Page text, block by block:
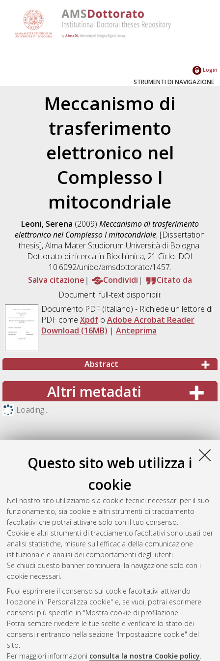
Questo sito web utilizza i
cookie
Nel nostro sito utilizziamo sia cookie tecnici necessari per il suo
funzionamento, sia cookie e altri strumenti di tracciamento
facoltativi che potrai attivare solo con il tuo consenso.
Cookie e altri strumenti di tracciamento facoltativi sono usati per
analisi statistiche, misure sull'efficacia della comunicazione
istituzionale e analisi dei comportamenti degli utenti.
Se chiudi questo banner continuerai la navigazione solo con i
cookie necessari.
Puoi esprimere il consenso sui cookie facoltativi attivando
l'opzione in "Personalizza cookie" e, se vuoi, potrai esprimere
consensi più specifici in "Mostra cookie di profilazione".
Potrai sempre rivedere le tue scelte e verificare lo stato dei
consensi rientrando nella sezione "Impostazione cookie" del
sito.
Per maggiori informazioni consulta la nostra Cookie policy.
Login
STRUMENTI DI NAVIGAZIONE
Meccanismo di
trasferimento
elettronico nel
Complesso I
mitocondriale
Leoni, Serena (2009) Meccanismo di trasferimento
elettronico nel Complesso I mitocondriale, [Dissertation
thesis], Alma Mater Studiorum Università di Bologna.
Dottorato di ricerca in Biochimica, 21 Ciclo. DOI
10.6092/unibo/amsdottorato/1457.
Salva citazione
Condividi
Citato da
Documenti full-text disponibili:
Documento PDF(Italiano) - Richiede un lettore di
PDF come Xpdfo Adobe Acrobat Reader
Download (16MB) | Anteprima
Abstract
Altri metadati
Loading...
Gestione del documento:
Atom
Rss 1.0
Rss 2.0
ISSN: 2038-7946